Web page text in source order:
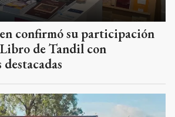
confirmó su participación
de Tandil con